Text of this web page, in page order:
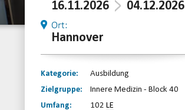
16.11.2026 04.12.2026
Ort:
Hannover
Kategorie:
Ausbildung
Zielgruppe:
Innere Medizin - Block 40
Umfang:
102 LE